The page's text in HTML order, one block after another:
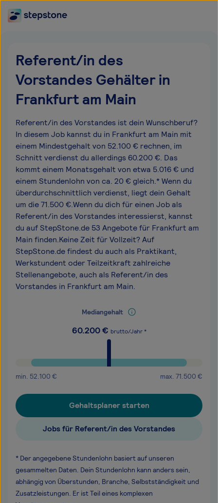
Referent/in des
Vorstandes Gehälter in
Frankfurt am Main
Referent/in des Vorstandes ist dein Wunschberuf?
In diesem Job kannst du in Frankfurt am Main mit
einem Mindestgehalt von 52.100 € rechnen, im
Schnitt verdienst du allerdings 60.200 €. Das
kommt einem Monatsgehalt von etwa 5.016 € und
einem Stundenlohn von ca. 20 € gleich.* Wenn du
überdurchschnittlich verdienst, liegt dein Gehalt
um die 71.500 €.Wenn du dich für einen Job als
Referent/in des Vorstandes interessierst, kannst
du auf StepStone.de 53 Angebote für Frankfurt am
Main finden.Keine Zeit für Vollzeit? Auf
StepStone.de findest du auch als Praktikant,
Werkstundent oder Teilzeitkraft zahlreiche
Stellenangebote, auch als Referent/in des
Vorstandes in Frankfurt am Main.
Mediangehalt
60.200€ brutto/Jahr *
min. 52.100 € max. 71.500 €
Gehaltsplaner starten
Jobs für Referent/in des Vorstandes
* Der angegebene Stundenlohn basiert auf unseren
gesammelten Daten. Dein Stundenlohn kann anders sein,
abhängig von Überstunden, Branche, Selbstständigkeit und
Zusatzleistungen. Er ist Teil eines komplexen